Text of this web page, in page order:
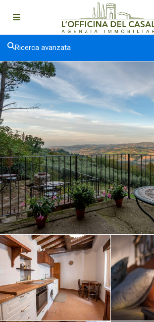
Ricerca avanzata